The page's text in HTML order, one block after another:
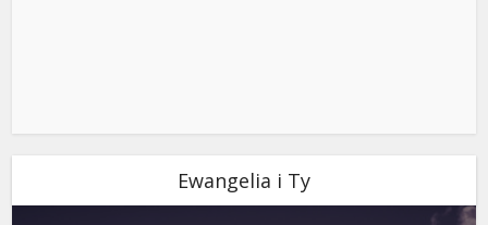
Ewangelia i Ty